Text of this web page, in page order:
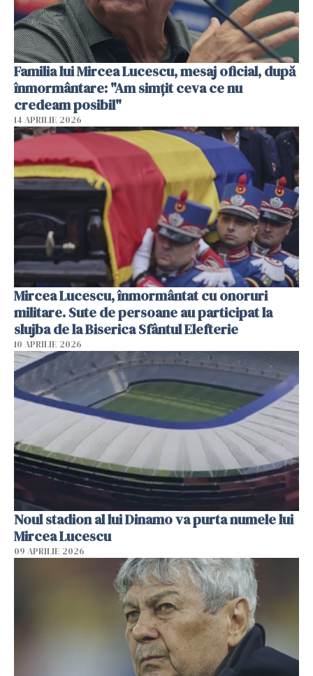
Familia lui Mircea Lucescu, mesaj oficial, după
înmormântare: "Am simțit ceva ce nu
credeam posibil"
14 APRILIE 2026
Mircea Lucescu, înmormântat cu onoruri
militare. Sute de persoane au participat la
slujba de la Biserica Sfântul Elefterie
10 APRILIE 2026
Noul stadion al lui Dinamo va purta numele lui
Mircea Lucescu
09 APRILIE 2026